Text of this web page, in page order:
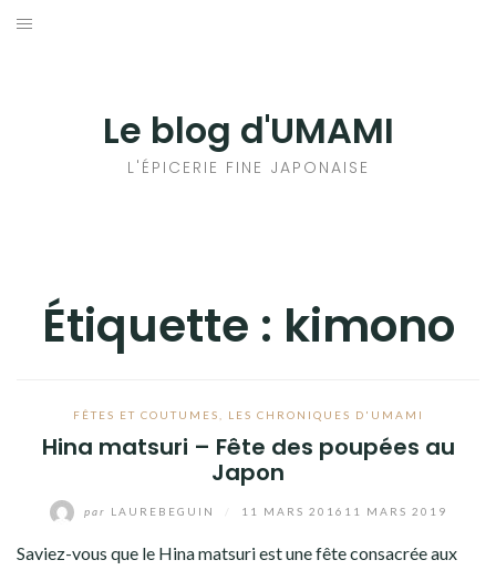
Aller
Le blog d'UMAMI
L'ÉPICERIE FINE JAPONAISE
Étiquette : kimono
FÊTES ET COUTUMES LES CHRONIQUES D'UMAMI
Hina matsuri – Fête des poupées au
Japon
par LAUREBEGUIN 11 MARS 2016 11 MARS 2019
Saviez-vous que le Hina matsuri est une fête consacrée aux